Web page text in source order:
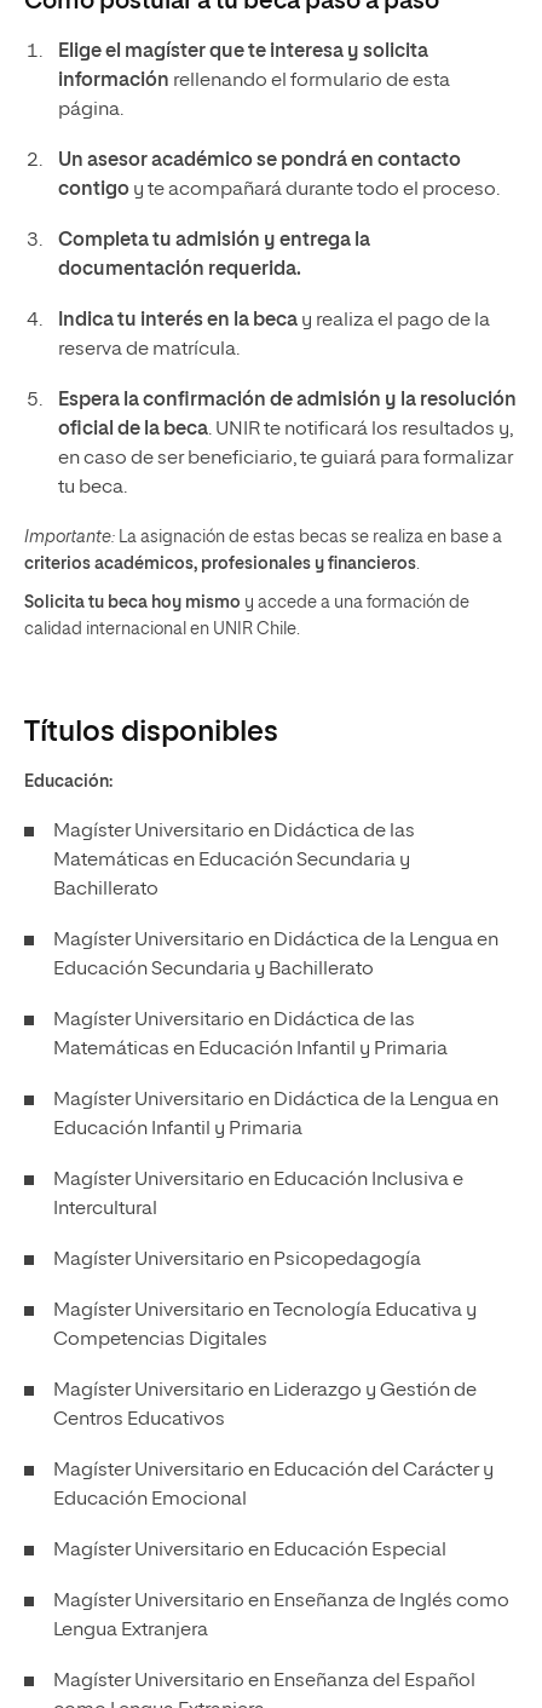
Elige el magíster que te interesa y solicita
información rellenando el formulario de esta
página.
Un asesor académico se pondrá en contacto
contigoy te acompañará durante todo el proceso.
Completa tu admisión y entrega la
documentación requerida.
Indica tu interés en la becay realiza el pago de la
reserva de matrícula.
Espera la confirmación de admisión y la resolución
oficial de la beca. UNIR te notificará los resultados y,
en caso de ser beneficiario, te guiará para formalizar
tu beca.
Importante: La asignación de estas becas se realiza en base a
criterios académicos, profesionales y financieros
Solicita tu beca hoy mismo y accede a una formación de
calidad internacional en UNIR Chile.
Títulos disponibles
Educación:
Magíster Universitario en Didáctica de las
Matemáticas en Educación Secundaria y
Bachillerato
Magíster Universitario en Didáctica de la Lengua en
Educación Secundaria y Bachillerato
Magíster Universitario en Didáctica de las
Matemáticas en Educación Infantil y Primaria
Magíster Universitario en Didáctica de la Lengua en
Educación Infantil y Primaria
Magíster Universitario en Educación Inclusiva e
Intercultural
Magíster Universitario en Psicopedagogía
Magíster Universitario en Tecnología Educativa y
Competencias Digitales
Magíster Universitario en Liderazgo y Gestión de
Centros Educativos
Magíster Universitario en Educación del Carácter y
Educación Emocional
Magíster Universitario en Educación Especial
Magíster Universitario en Enseñanza de Inglés como
Lengua Extranjera
Magíster Universitario en Enseñanza del Español